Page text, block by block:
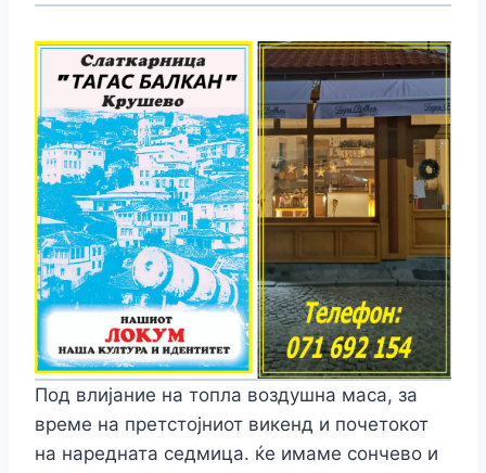
Под влијание на топла воздушна маса, за
време на претстојниот викенд и почетокот
на наредната седмица. ќе имаме сончево и